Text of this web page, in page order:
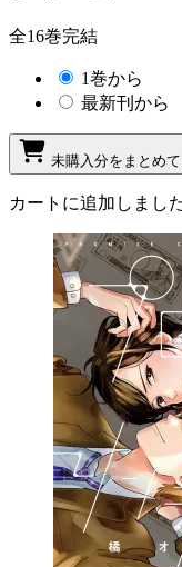
全16巻完結
1巻から
最新刊から
未購入分をまとめ
カートに追加しまし